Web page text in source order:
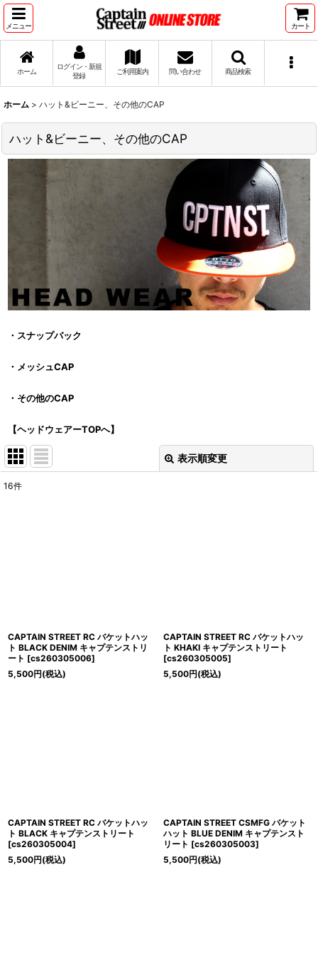
メニュー カート
ホーム
ログイン・新規
登録
ご利用案内 問い合わせ 商品検索
ホーム > ハット&ビーニー、その他のCAP
ハット&ビーニー、その他のCAP
・スナップバック
・メッシュCAP
・その他のCAP
【ヘッドウェアーTOPへ】
表示順変更
16件
CAPTAIN STREET RC バケットハッ
ト BLACK DENIM キャプテンストリ
ート [cs260305006]
5,500円(税込)
CAPTAIN STREET RC バケットハッ
ト KHAKI キャプテンストリート
[cs260305005]
5,500円(税込)
CAPTAIN STREET RC バケットハッ
ト BLACK キャプテンストリート
[cs260305004]
5,500円(税込)
CAPTAIN STREET CSMFG バケット
ハット BLUE DENIM キャプテンスト
リート [cs260305003]
5,500円(税込)